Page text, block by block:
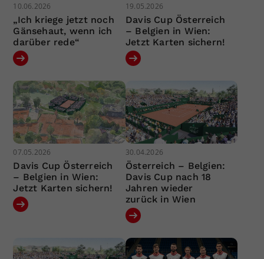
10.06.2026
„Ich kriege jetzt noch
Gänsehaut, wenn ich
darüber rede“
19.05.2026
Davis Cup Österreich
– Belgien in Wien:
Jetzt Karten sichern!
07.05.2026
Davis Cup Österreich
– Belgien in Wien:
Jetzt Karten sichern!
30.04.2026
Österreich – Belgien:
Davis Cup nach 18
Jahren wieder
zurück in Wien